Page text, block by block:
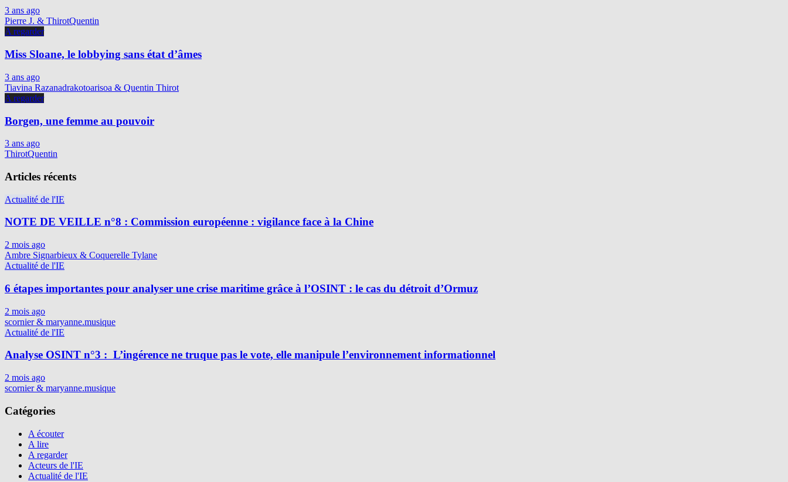
3 ans ago
Pierre J. & ThirotQuentin
A regarder
Miss Sloane, le lobbying sans état d’âmes
3 ans ago
Tiavina Razanadrakotoarisoa & Quentin Thirot
A regarder
Borgen, une femme au pouvoir
3 ans ago
ThirotQuentin
Articles récents
Actualité de l'IE
NOTE DE VEILLE n°8 : Commission européenne : vigilance face à la Chine
2 mois ago
Ambre Signarbieux & Coquerelle Tylane
Actualité de l'IE
6 étapes importantes pour analyser une crise maritime grâce à l’OSINT : le cas du détroit d’Ormuz
2 mois ago
scornier & maryanne.musique
Actualité de l'IE
Analyse OSINT n°3 : L’ingérence ne truque pas le vote, elle manipule l’environnement informationnel
2 mois ago
scornier & maryanne.musique
Catégories
A écouter
A lire
A regarder
Acteurs de l'IE
Actualité de l'IE